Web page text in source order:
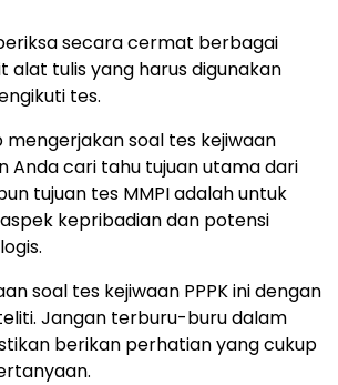
secara cermat berbagai
alat tulis yang harus digunakan
tes.
mengerjakan soal tes kejiwaan
Anda cari tahu tujuan utama dari
tujuan tes MMPI adalah untuk
kepribadian dan potensi
soal tes kejiwaan PPPK ini dengan
Jangan terburu-buru dalam
berikan perhatian yang cukup